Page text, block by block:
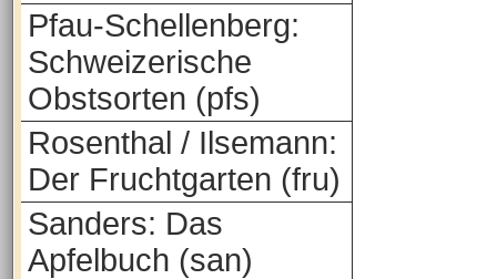
Pfau-Schellenberg:
Schweizerische
Obstsorten (pfs)
Rosenthal / Ilsemann:
Der Fruchtgarten (fru)
Sanders: Das
Apfelbuch (san)